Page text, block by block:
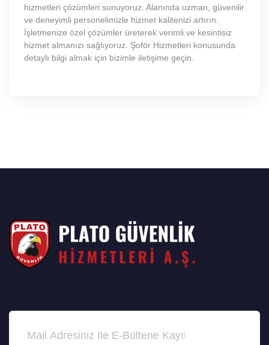
hizmetleri çözümleri sunuyoruz. Alanında uzman, güvenilir
ve deneyimli personelimizle hizmet kalitenizi artırın.
İşletmenize özel çözümler üreterek verimli ve kesintisiz
hizmet almanızı sağlıyoruz. Şoför Hizmetleri konusunda
detaylı bilgi almak için bizimle iletişime geçin.